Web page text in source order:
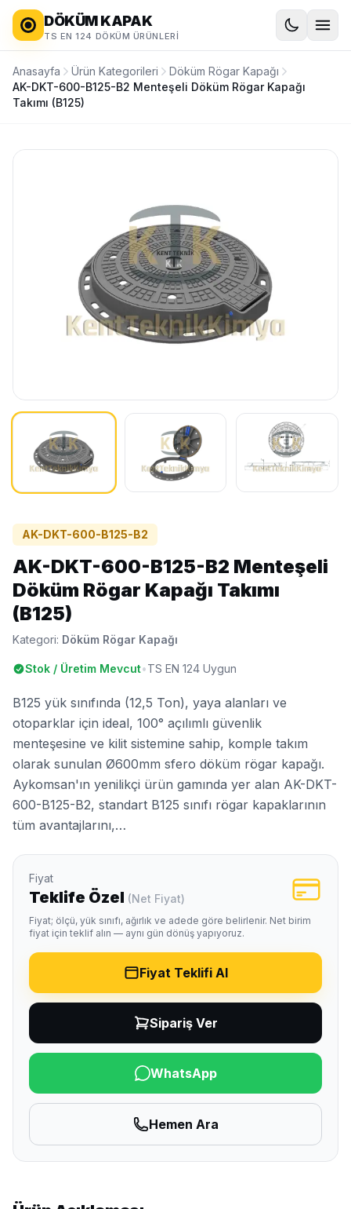
DÖKÜM KAPAK
TS EN 124 DÖKÜM ÜRÜNLERI
Anasayfa Ürün Kategorileri
Döküm Rögar Kapağı
AK-DKT-600-B125-B2 Menteşeli Döküm Rögar Kapağı
Takımı (B125)
AK-DKT-600-B125-B2
AK-DKT-600-B125-B2 Menteşeli
Döküm Rögar Kapağı Takımı
(B125)
Kategori: Döküm Rögar Kapağı
Stok / Üretim Mevcut•TS EN 124 Uygun
B125 yük sınıfında (12,5 Ton), yaya alanları ve
otoparklar için ideal, 100° açılımlı güvenlik
menteşesine ve kilit sistemine sahip, komple takım
olarak sunulan Ø600mm sfero döküm rögar kapağı.
Aykomsan'ın yenilikçi ürün gamında yer alan AK-DKT-
600-B125-B2, standart B125 sınıfı rögar kapaklarının
tüm avantajlarını,…
Fiyat
Teklife Özel (Net Fiyat)
Fiyat; ölçü, yük sınıfı, ağırlık ve adede göre belirlenir. Net birim
fiyat için teklif alın — aynı gün dönüş yapıyoruz.
Fiyat Teklifi Al
Sipariş Ver
WhatsApp
Hemen Ara